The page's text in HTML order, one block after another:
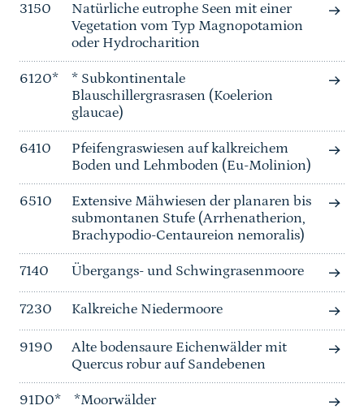
3150
Natürliche eutrophe Seen mit einer
Vegetation vom Typ Magnopotamion
oder Hydrocharition
6120*
* Subkontinentale
Blauschillergrasrasen (Koelerion
glaucae)
6410
Pfeifengraswiesen auf kalkreichem
Boden und Lehmboden (Eu-Molinion)
6510
Extensive Mähwiesen der planaren bis
submontanen Stufe (Arrhenatherion,
Brachypodio-Centaureion nemoralis)
7140 Übergangs- und Schwingrasenmoore
7230 Kalkreiche Niedermoore
9190
Alte bodensaure Eichenwälder mit
Quercus robur auf Sandebenen
91D0* *Moorwälder